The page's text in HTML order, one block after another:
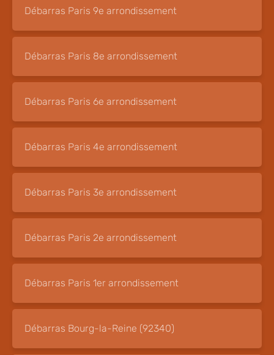
Débarras Paris 9e arrondissement
Débarras Paris 8e arrondissement
Débarras Paris 6e arrondissement
Débarras Paris 4e arrondissement
Débarras Paris 3e arrondissement
Débarras Paris 2e arrondissement
Débarras Paris 1er arrondissement
Débarras Bourg-la-Reine (92340)